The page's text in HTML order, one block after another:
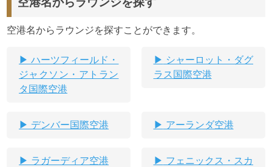
空港名からラウンジを探すことができます。
ハーツフィールド・
ジャクソン・アトラン
タ国際空港
シャーロット・ダグ
ラス国際空港
デンバー国際空港 アーランダ空港
ラガーディア空港
フェニックス・スカ